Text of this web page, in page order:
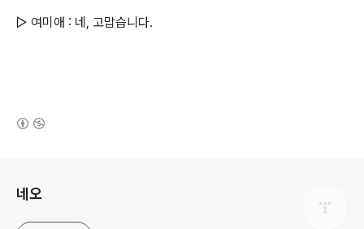
▷ 여미애 : 네, 고맙습니다.
네오